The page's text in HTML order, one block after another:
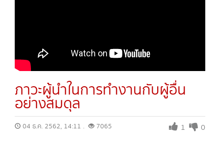
ภาวะผู้นำในการทำงานกับผู้อื่น
อย่างสมดุล
04 ธ.ค. 2562, 14:11 . 7065 1 0